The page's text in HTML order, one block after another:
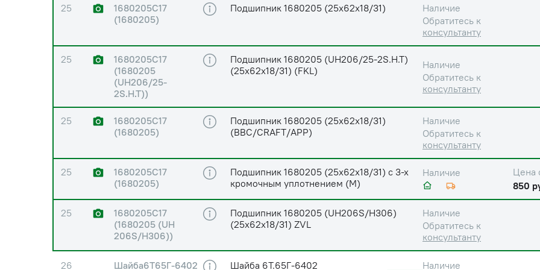
25
1680205С17
(1680205)
Подшипник 1680205 (25х62х18/31)
Наличие
Обратитесь к
консультанту
25
1680205С17
(1680205
(UH206/25-
2S.H.T))
Подшипник 1680205 (UH206/25-2S.H.T)
(25х62х18/31) (FKL)
Наличие
Обратитесь к
консультанту
25
1680205С17
(1680205)
Подшипник 1680205 (25х62х18/31)
(BBC/CRAFT/APP)
Наличие
Обратитесь к
консультанту
25
1680205С17
(1680205)
Подшипник 1680205 (25х62х18/31) с 3-х
кромочным уплотнением (М)
Наличие
Цена
850
25
1680205С17
(1680205 (UH
206S/H306))
Подшипник 1680205 (UH206S/H306)
(25х62х18/31) ZVL
Наличие
Обратитесь к
консультанту
26 Шайба6Т65Г-6402 Шайба 6Т.65Г-6402
Наличие